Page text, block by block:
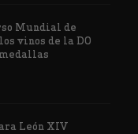
Mundial de
vinos de la DO
León XIV